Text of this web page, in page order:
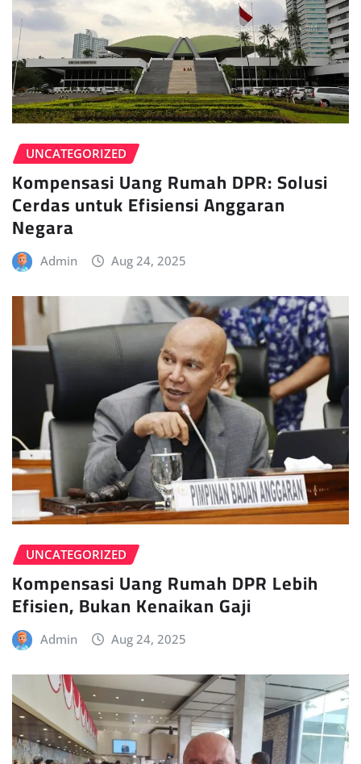
UNCATEGORIZED
Kompensasi Uang Rumah DPR: Solusi
Cerdas untuk Efisiensi Anggaran
Negara
Admin Aug 24, 2025
UNCATEGORIZED
Kompensasi Uang Rumah DPR Lebih
Efisien, Bukan Kenaikan Gaji
Admin Aug 24, 2025